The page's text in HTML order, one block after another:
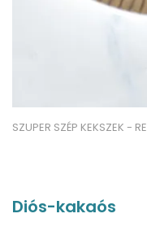
SZUPER SZÉP KEKSZEK -
Diós-kakaós